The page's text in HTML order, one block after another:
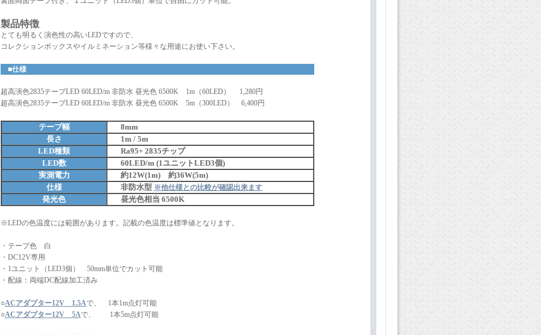
製品特徴
とても明るく演色性の高いLEDですので、
コレクションボックスやイルミネーション等様々な用途にお使い下さい。
■仕様
超高演色2835テープLED 60LED/m 非防水 昼光色 6500K 1m（60LED） 1,280円
超高演色2835テープLED 60LED/m 非防水 昼光色 6500K 5m（300LED） 6,400円
テープ幅
8mm
長さ
1m / 5m
LED種類
Ra95+ 2835チップ
LED数
60LED/m (1ユニットLED3個)
実測電力
約12W(1m) 約36W(5m)
仕様
非防水型 ※他仕様との比較が確認出来ます
発光色 昼光色相当 6500K
※LEDの色温度には範囲があります。記載の色温度は標準値となります。
・テープ色 白
・DC12V専用
・1ユニット（LED3個） 50mm単位でカット可能
・配線：両端DC配線加工済み
○ACアダプター12V 1.5Aで、 1本1m点灯可能
○ACアダプター12V 5Aで、 1本5m点灯可能